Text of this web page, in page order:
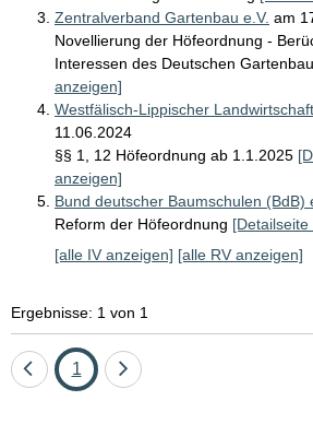
Zentralverband Gartenbau e.V. am
Novellierung der Höfeordnung -
Interessen des Deutschen
anzeigen]
Westfälisch-Lippischer
11.06.2024
§§ 1, 12 Höfeordnung ab 1.1.2025
anzeigen]
Bund deutscher Baumschulen (BdB)
Reform der Höfeordnung
[alle IV anzeigen] [alle RV anzeigen]
Ergebnisse: 1 von 1
EineSeite
1
Eine